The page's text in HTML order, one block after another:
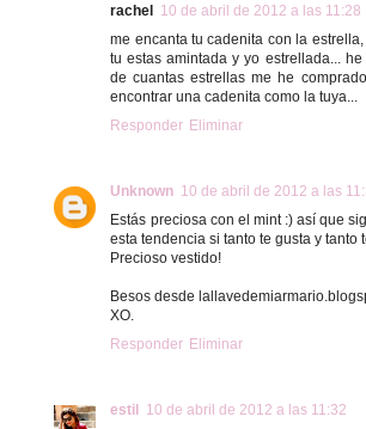
rachel
10 de abril de 2012 a las 11:28
me encanta tu cadenita con la
tu estas amintada y yo estrellada...
de cuantas estrellas me he
encontrar una cadenita como la tuya...
Responder Eliminar
Unknown 10 de abril de 2012 a las
Estás preciosa con el mint :) así que
esta tendencia si tanto te gusta y tanto
Precioso vestido!
Besos desde
XO.
Responder Eliminar
estil
10 de abril de 2012 a las 11:32